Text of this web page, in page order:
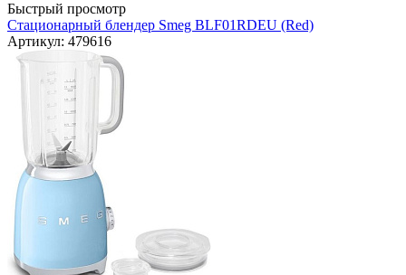
Быстрый просмотр
Стационарный блендер Smeg BLF01RDEU (Red)
Артикул: 479616